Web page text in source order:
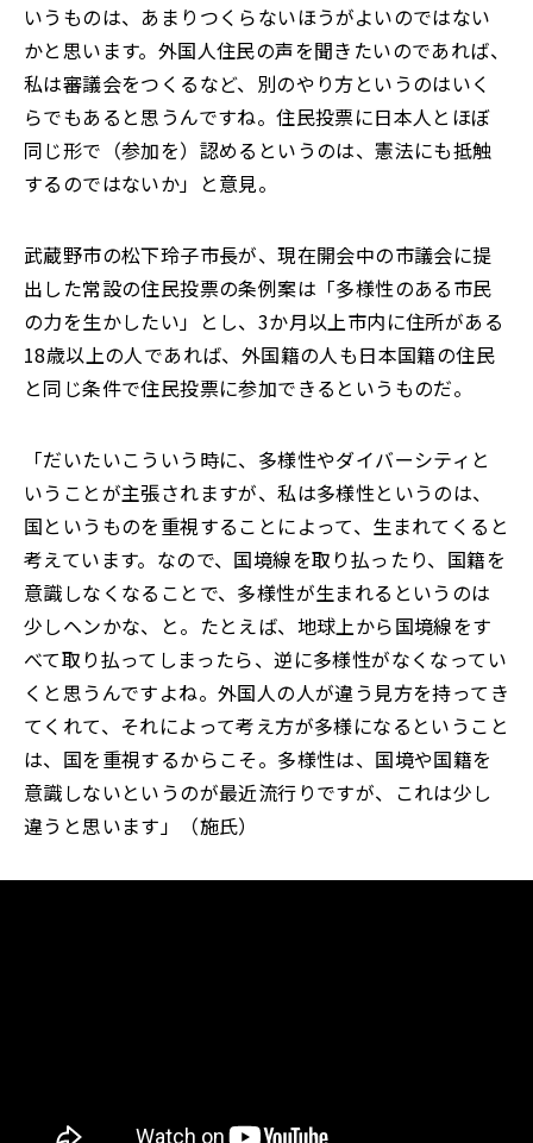
いうものは、あまりつくらないほうがよいのではない
かと思います。外国人住民の声を聞きたいのであれば、
私は審議会をつくるなど、別のやり方というのはいく
らでもあると思うんですね。住民投票に日本人とほぼ
同じ形で（参加を）認めるというのは、憲法にも抵触
するのではないか」と意見。
武蔵野市の松下玲子市長が、現在開会中の市議会に提
出した常設の住民投票の条例案は「多様性のある市民
の力を生かしたい」とし、3か月以上市内に住所がある
18歳以上の人であれば、外国籍の人も日本国籍の住民
と同じ条件で住民投票に参加できるというものだ。
「だいたいこういう時に、多様性やダイバーシティと
いうことが主張されますが、私は多様性というのは、
国というものを重視することによって、生まれてくると
考えています。なので、国境線を取り払ったり、国籍を
意識しなくなることで、多様性が生まれるというのは
少しヘンかな、と。たとえば、地球上から国境線をす
べて取り払ってしまったら、逆に多様性がなくなってい
くと思うんですよね。外国人の人が違う見方を持ってき
てくれて、それによって考え方が多様になるということ
は、国を重視するからこそ。多様性は、国境や国籍を
意識しないというのが最近流行りですが、これは少し
違うと思います」（施氏）